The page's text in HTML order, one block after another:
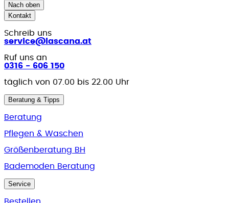
Nach oben
Kontakt
Schreib uns
service@lascana.at
Ruf uns an
0316 - 606 150
täglich von 07.00 bis 22.00 Uhr
Beratung & Tipps
Beratung
Pflegen & Waschen
Größenberatung BH
Bademoden Beratung
Service